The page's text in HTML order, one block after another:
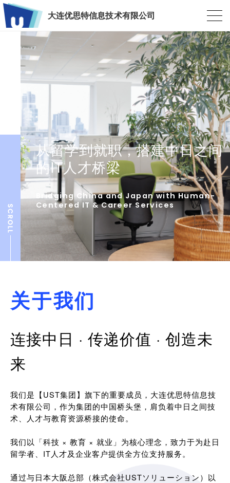
大连优思特信息技术有限公司
从留学到就职，搭建中日之间
的IT人才桥梁
Bridging China and Japan with Human-
Centered IT & Career Services
关于我们
连接中日 · 传递价值 · 创造未
来
我们是【UST集团】旗下的重要成员，大连优思特信息技
术有限公司，作为集团的中国桥头堡，肩负着中日之间技
术、人才与教育资源桥接的使命。
我们以「科技 × 教育 × 就业」为核心理念，致力于为赴日
留学者、IT人才及企业客户提供全方位支持服务。
通过与日本大阪总部（株式会社USTソリューション）以